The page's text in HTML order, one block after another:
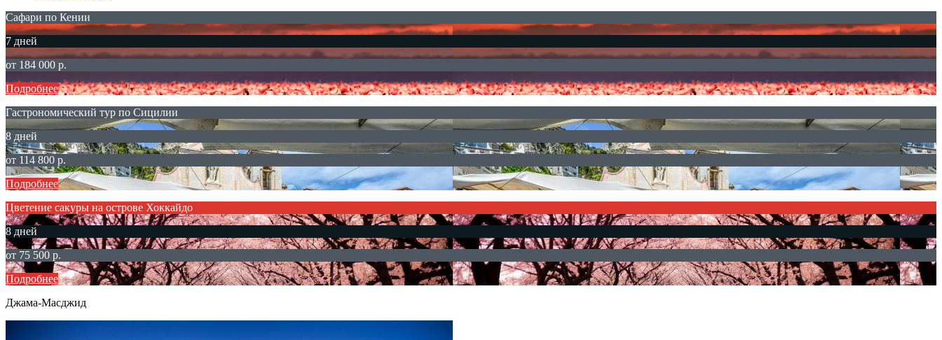
Сафари по Кении
7 дней
от 184 000 р.
Подробнее
Гастрономический тур по Сицилии
8 дней
от 114 800 р.
Подробнее
Цветение сакуры на острове Хоккайдо
8 дней
от 75 500 р.
Подробнее
Джама-Масджид